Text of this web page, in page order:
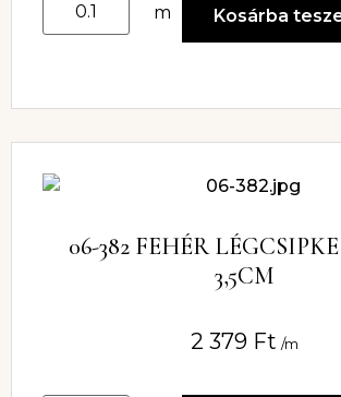
m Kosárba
06-382 FEHÉR
3,5CM
2 379 Ft /m